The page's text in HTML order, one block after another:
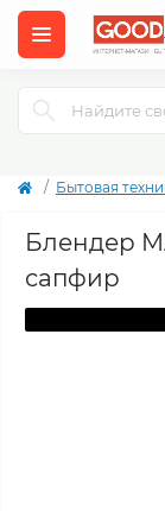
Бытовая
Блендер
сапфир